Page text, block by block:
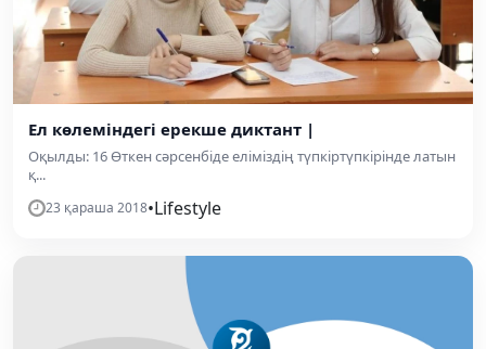
Ел көлеміндегі ерекше диктант |
Оқылды: 16 Өткен сәрсенбіде еліміздің түпкіртүпкірінде латын
қ...
23 қараша 2018•Lifestyle